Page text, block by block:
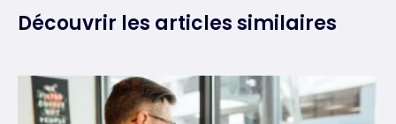
Découvrir les articles similaires